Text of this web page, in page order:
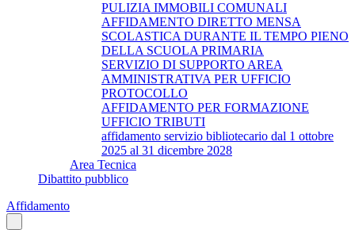
PULIZIA IMMOBILI COMUNALI
AFFIDAMENTO DIRETTO MENSA
SCOLASTICA DURANTE IL TEMPO PIENO
DELLA SCUOLA PRIMARIA
SERVIZIO DI SUPPORTO AREA
AMMINISTRATIVA PER UFFICIO
PROTOCOLLO
AFFIDAMENTO PER FORMAZIONE
UFFICIO TRIBUTI
affidamento servizio bibliotecario dal 1 ottobre
2025 al 31 dicembre 2028
Area Tecnica
Dibattito pubblico
Affidamento